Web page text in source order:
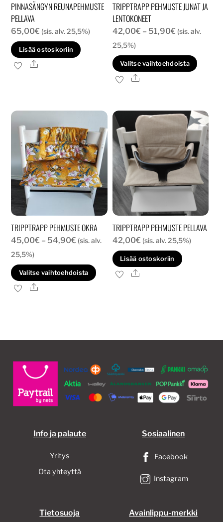
PINNASÄNGYN REUNAPEHMUSTE
PELLAVA
65,00€ (sis. alv. 25,5%)
Lisää ostoskoriin
Ale
TRIPPTRAPP PEHMUSTE JUNAT JA
LENTOKONEET
42,00€ – 51,90€Hintaluokka:
-
51,90€
(sis. alv.
25,5%)
Valitse vaihtoehdoista
Voit
tehdä
Ale
TRIPPTRAPP PEHMUSTE OKRA
45,00€ – 54,90€ Hintaluokka:
-
54,90€
(sis. alv.
25,5%)
Valitse vaihtoehdoista
Tällä
Voit
valinnat
tuotteen
sivulla.
Ale
TRIPPTRAPP PEHMUSTE PELLAVA
42,00€ (sis. alv. 25,5%)
Lisää ostoskoriin
Ale
Info ja palaute
Yritys
Ota yhteyttä
Sosiaalinen
Facebook
Instagram
Tietosuoja Avainlippu-merkki